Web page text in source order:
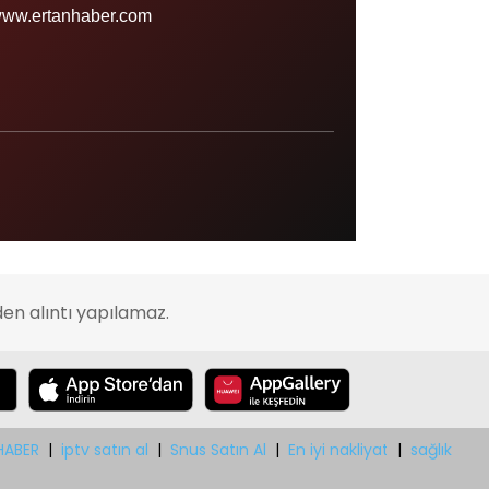
Sinop
Tekirdağ
Tunceli
Van
Yozgat
Zonguldak
alıntı yapılamaz.
| iptv satın al | Snus Satın Al | En iyi nakliyat | sağlık